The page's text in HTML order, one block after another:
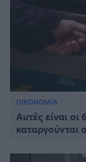
ΟΙΚΟΝΟΜΙΑ
Αυτές είναι
καταργούνται